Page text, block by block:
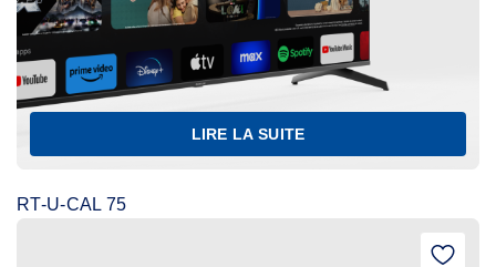
LIRE LA SUITE
RT-U-CAL 75